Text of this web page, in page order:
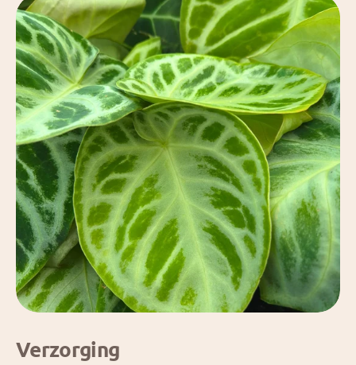
Verzorging